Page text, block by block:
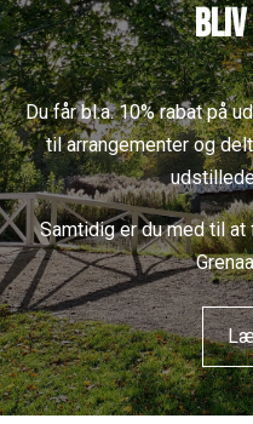
Bliv
Du får bl.a. 10% rabat på
til arrangementer og
Samtidig er du med til